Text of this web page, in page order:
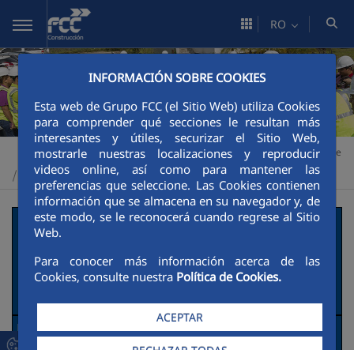
Skip to Main Content
INFORMACIÓN SOBRE COOKIES
Esta web de Grupo FCC (el Sitio Web) utiliza Cookies
para comprender qué secciones le resultan más
interesantes y útiles, securizar el Sitio Web,
mostrarle nuestras localizaciones y reproducir
videos online, así como para mantener las
preferencias que seleccione. Las Cookies contienen
información que se almacena en su navegador y, de
este modo, se le reconocerá cuando regrese al Sitio
Web.
Para conocer más información acerca de las
Cookies, consulte nuestra Política de Cookies.
ACEPTAR
RO
Construcción >Sustenabilitate >Impulsores de la transición verde
Buenas prácticas
Presa de Enciso
Descripción de la actuación social y
Necesidades detectadas: